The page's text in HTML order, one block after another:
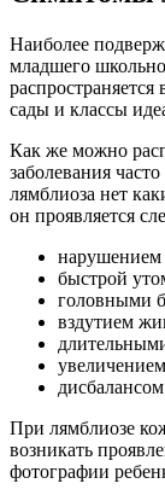
Наиболее
младшего
сады и классы
Как же можно
заболевания
лямблиоза нет
он проявляется
нарушением
быстрой
головными
вздутием
При лямблиозе
возникать
фотографии